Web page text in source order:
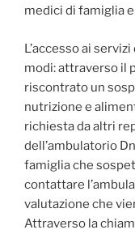
medici di famiglia
L’accesso ai
modi: attraverso il
riscontrato un
nutrizione e
richiesta da altri
dell’ambulatorio
famiglia che
contattare
valutazione che
Attraverso la